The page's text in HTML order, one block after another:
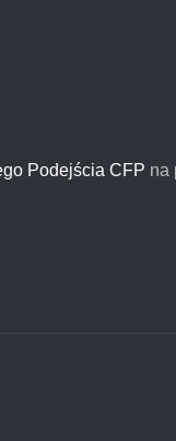
Podejścia CFP na